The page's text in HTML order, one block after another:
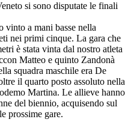
si sono disputate le finali
vinto a mani basse nella
nei primi cinque. La gara che
è stata vinta dal nostro atleta
Matteo e quinto Zandonà
squadra maschile era De
il quarto posto assoluto nella
Martina. Le allieve hanno
del biennio, acquisendo sul
prossime gare.